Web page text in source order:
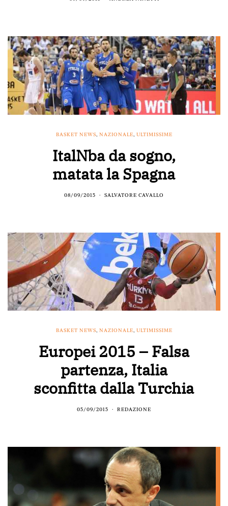
BASKET NEWS, NAZIONALE, ULTIMISSIME
ItalNba da sogno,
matata la Spagna
08/09/2015 SALVATORE CAVALLO
BASKET NEWS, NAZIONALE, ULTIMISSIME
Europei 2015 – Falsa
partenza, Italia
sconfitta dalla Turchia
05/09/2015 REDAZIONE